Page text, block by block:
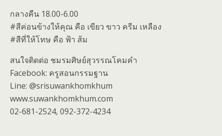
กลางคืน 18.00-6.00
#สีค่อนข้างให้คุณ คือ เขียว ขาว ครีม เหลือง
#สีที่ให้โทษ คือ ฟ้า ส้ม
สนใจติดต่อ ชมรมศิษย์สุวรรณโคมคำ
Facebook: ครูสอนกรรมฐาน
Line: @srisuwankhomkhum
www.suwankhomkhum.com
02-681-2524, 092-372-4234